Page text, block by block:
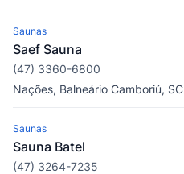
Saunas
Saef Sauna
(47) 3360-6800
Nações, Balneário Camboriú, SC
Saunas
Sauna Batel
(47) 3264-7235